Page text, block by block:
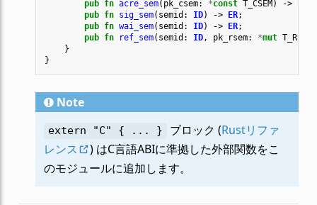
pub fn acre_sem( pk_csem: *const T_CSEM ) ->
pub fn sig_sem( semid : ID) -> ER;
pub fn wai_sem( semid : ID) -> ER;
pub fn ref_sem( semid : ID, pk_rsem: *mut T_RSEM
}
}
Note
extern "C" { ... } ブロック (Rustリファ
レンス
) はC言語ABIに準拠した外部関数をこ
のモジュールに追加します。